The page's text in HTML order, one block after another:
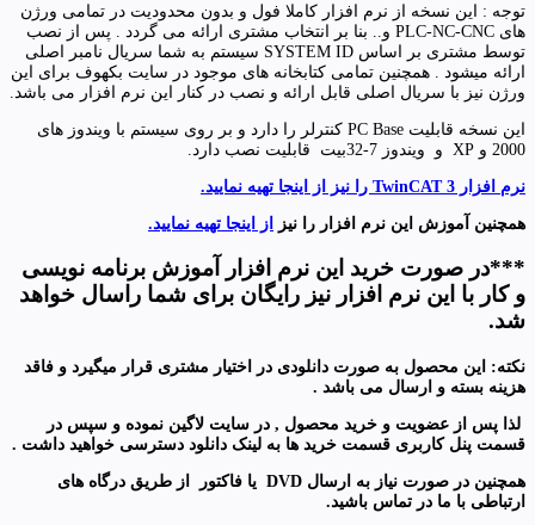
توجه : این نسخه از نرم افزار کاملا فول و بدون محدودیت در تمامی ورژن
های PLC-NC-CNC و.. بنا بر انتخاب مشتری ارائه می گردد . پس از نصب
توسط مشتری بر اساس SYSTEM ID سیستم به شما سریال نامبر اصلی
ارائه میشود . همچنین تمامی کتابخانه های موجود در سایت بکهوف برای این
ورژن نیز با سریال اصلی قابل ارائه و نصب در کنار این نرم افزار می باشد.
این نسخه قابلیت PC Base کنترلر را دارد و بر روی سیستم با ویندوز های
2000 و XP و ویندوز 7-32بیت قابلیت نصب دارد.
نرم افزار TwinCAT 3 را نیز از اینجا تهیه نمایید.
همچنین آموزش این نرم افزار را نیز از اینجا تهیه نمایید.
***در صورت خرید این نرم افزار آموزش برنامه نویسی
و کار با این نرم افزار نیز رایگان برای شما راسال خواهد
شد.
نکته: این محصول به صورت دانلودی در اختیار مشتری قرار میگیرد و فاقد
هزینه بسته و ارسال می باشد .
لذا پس از عضویت و خرید محصول , در سایت لاگین نموده و سپس در
قسمت پنل کاربری قسمت خرید ها به لینک دانلود دسترسی خواهید داشت .
همچنین در صورت نیاز به ارسال DVD یا فاکتور
از طریق درگاه های
ارتباطی با ما در تماس باشید.